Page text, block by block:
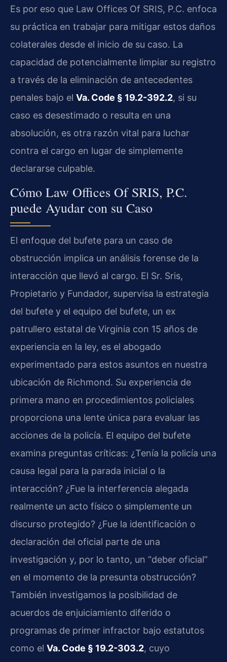
Es por eso que Law Offices Of SRIS, P.C. enfoca
su práctica en trabajar para mitigar estos daños
colaterales desde el inicio de su caso. La
capacidad de potencialmente limpiar su registro
a través de la eliminación de antecedentes
penales bajo el Va. Code § 19.2-392.2, si su
caso es desestimado o resulta en una
absolución, es otra razón vital para luchar
contra el cargo en lugar de simplemente
declararse culpable.
Cómo Law Offices Of SRIS, P.C.
puede Ayudar con su Caso
El enfoque del bufete para un caso de
obstrucción implica un análisis forense de la
interacción que llevó al cargo. El Sr. Sris,
Propietario y Fundador, supervisa la estrategia
del bufete y el equipo del bufete, un ex
patrullero estatal de Virginia con 15 años de
experiencia en la ley, es el abogado
experimentado para estos asuntos en nuestra
ubicación de Richmond. Su experiencia de
primera mano en procedimientos policiales
proporciona una lente única para evaluar las
acciones de la policía. El equipo del bufete
examina preguntas críticas: ¿Tenía la policía una
causa legal para la parada inicial o la
interacción? ¿Fue la interferencia alegada
realmente un acto físico o simplemente un
discurso protegido? ¿Fue la identificación o
declaración del oficial parte de una
investigación y, por lo tanto, un “deber oficial”
en el momento de la presunta obstrucción?
También investigamos la posibilidad de
acuerdos de enjuiciamiento diferido o
programas de primer infractor bajo estatutos
como el Va. Code § 19.2-303.2, cuyo